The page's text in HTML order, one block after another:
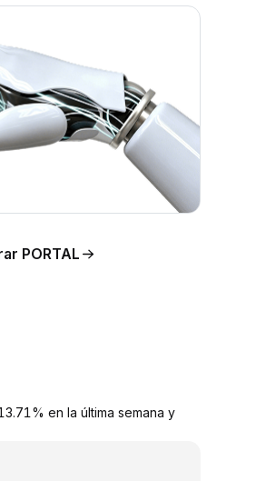
PORTAL
en la última semana y